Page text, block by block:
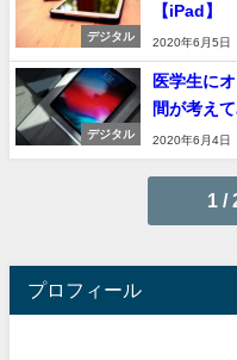
デジタル
【iPad】
2020年6月5日
デジタル
医学生に
間が考えて
2020年6月4日
1 /
プロフィール